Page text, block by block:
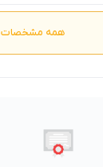
همه مشخصات